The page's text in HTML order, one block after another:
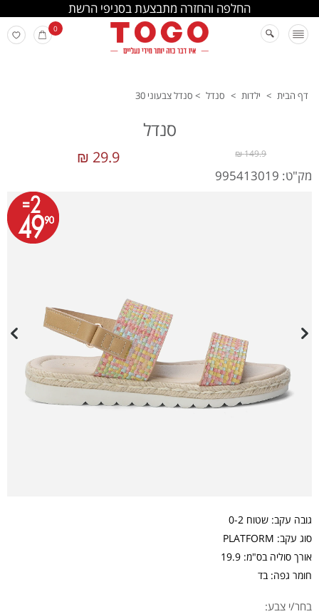
החלפה והחזרה מתבצעת בסניפי הרשת
0
דף הבית > ילדות > סנדל > סנדל צבעוני 30
סנדל
29.9 ₪ 149.9 ₪
מק"ט: 995413019
גובה עקב: שטוח 0-2
סוג עקב: PLATFORM
אורך סוליה בס"מ: 19.9
חומר גפה: בד
בחר/י צבע: